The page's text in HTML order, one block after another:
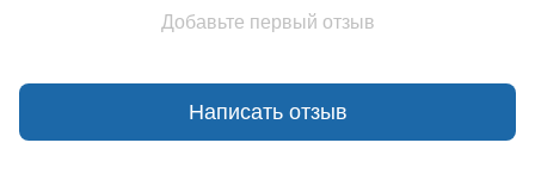
Добавьте первый отзыв
Написать отзыв